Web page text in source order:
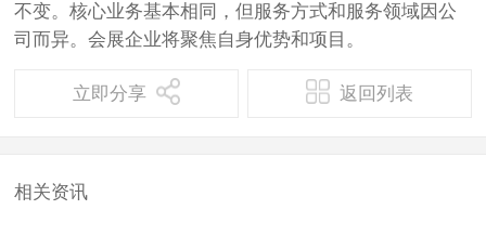
不变。核心业务基本相同，但服务方式和服务领域因公
司而异。会展企业将聚焦自身优势和项目。
立即分享 返回列表
相关资讯